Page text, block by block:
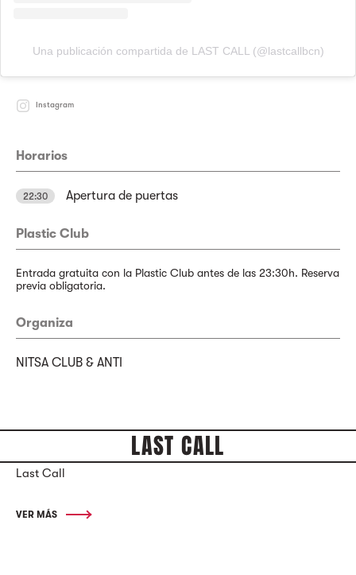
Una publicación compartida de LAST CALL (@lastcallbcn)
Instagram
Horarios
22:30 Apertura de puertas
Plastic Club
Entrada gratuita con la Plastic Club antes de las 23:30h. Reserva
previa obligatoria.
Organiza
NITSA CLUB & ANTI
LAST CALL
Last Call
VER MÁS